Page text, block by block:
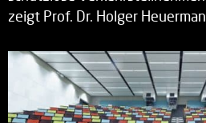
zeigt Prof. Dr. Holger